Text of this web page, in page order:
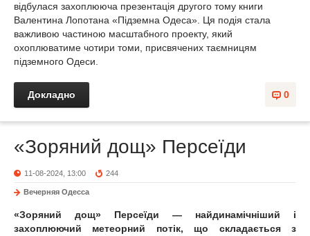
відбулася захоплююча презентація другого тому книги
Валентина Лопотана «Підземна Одеса». Ця подія стала
важливою частиною масштабного проекту, який
охоплюватиме чотири томи, присвячених таємницям
підземного Одеси.
0
Докладно
«Зоряний дощ» Персеїди
11-08-2024, 13:00 244
Вечерняя Одесса
«Зоряний дощ» Персеїди — найдинамічніший і
захоплюючий метеорний потік, що складається з